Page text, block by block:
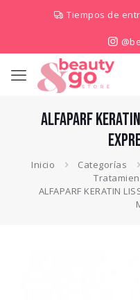
Tiempos de
ALFAPARF
Inicio Categorías
ALFAPARF KERATIN